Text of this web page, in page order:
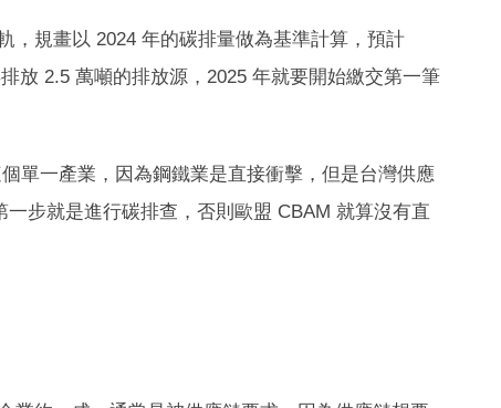
，規畫以 2024 年的碳排量做為基準計算，預計
放 2.5 萬噸的排放源，2025 年就要開始繳交第一筆
單一產業，因為鋼鐵業是直接衝擊，但是台灣供應
步就是進行碳排查，否則歐盟 CBAM 就算沒有直